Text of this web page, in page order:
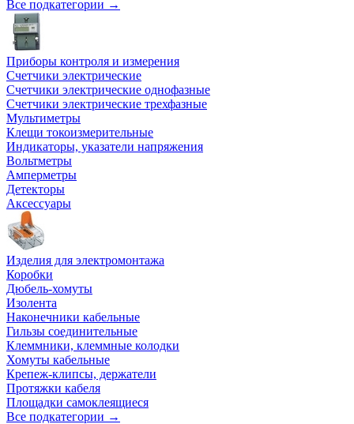
Все подкатегории →
Приборы контроля и измерения
Счетчики электрические
Счетчики электрические однофазные
Счетчики электрические трехфазные
Мультиметры
Клещи токоизмерительные
Индикаторы, указатели напряжения
Вольтметры
Амперметры
Детекторы
Аксессуары
Изделия для электромонтажа
Коробки
Дюбель-хомуты
Изолента
Наконечники кабельные
Гильзы соединительные
Клеммники, клеммные колодки
Хомуты кабельные
Крепеж-клипсы, держатели
Протяжки кабеля
Площадки самоклеящиеся
Все подкатегории →